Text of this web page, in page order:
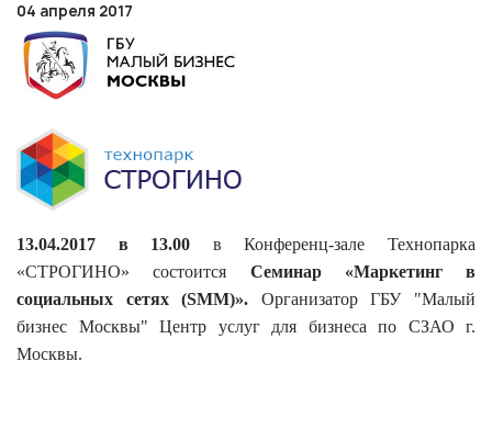
04 апреля 2017
13.04.2017 в 13.00 в Конференц-зале Технопарка
«СТРОГИНО» состоится Семинар «Маркетинг в
социальных сетях (SMM)». Организатор ГБУ "Малый
бизнес Москвы" Центр услуг для бизнеса по СЗАО г.
Москвы.